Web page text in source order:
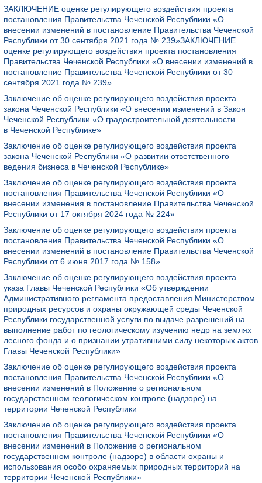
ЗАКЛЮЧЕНИЕ оценке регулирующего воздействия проекта
постановления Правительства Чеченской Республики «О
внесении изменений в постановление Правительства Чеченской
Республики от 30 сентября 2021 года № 239»ЗАКЛЮЧЕНИЕ
оценке регулирующего воздействия проекта постановления
Правительства Чеченской Республики «О внесении изменений в
постановление Правительства Чеченской Республики от 30
сентября 2021 года № 239»
Заключение об оценке регулирующего воздействия проекта
закона Чеченской Республики «О внесении изменений в Закон
Чеченской Республики «О градостроительной деятельности
в Чеченской Республике»
Заключение об оценке регулирующего воздействия проекта
закона Чеченской Республики «О развитии ответственного
ведения бизнеса в Чеченской Республике»
Заключение об оценке регулирующего воздействия проекта
постановления Правительства Чеченской Республики «О
внесении изменения в постановление Правительства Чеченской
Республики от 17 октября 2024 года № 224»
Заключение об оценке регулирующего воздействия проекта
постановления Правительства Чеченской Республики «О
внесении изменений в постановление Правительства Чеченской
Республики от 6 июня 2017 года № 158»
Заключение об оценке регулирующего воздействия проекта
указа Главы Чеченской Республики «Об утверждении
Административного регламента предоставления Министерством
природных ресурсов и охраны окружающей среды Чеченской
Республики государственной услуги по выдаче разрешений на
выполнение работ по геологическому изучению недр на землях
лесного фонда и о признании утратившими силу некоторых актов
Главы Чеченской Республики»
Заключение об оценке регулирующего воздействия проекта
постановления Правительства Чеченской Республики «О
внесении изменений в Положение о региональном
государственном геологическом контроле (надзоре) на
территории Чеченской Республики
Заключение об оценке регулирующего воздействия проекта
постановления Правительства Чеченской Республики «О
внесении изменений в Положение о региональном
государственном контроле (надзоре) в области охраны и
использования особо охраняемых природных территорий на
территории Чеченской Республики»